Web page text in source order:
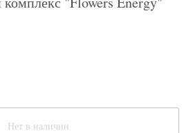
Нет в наличии